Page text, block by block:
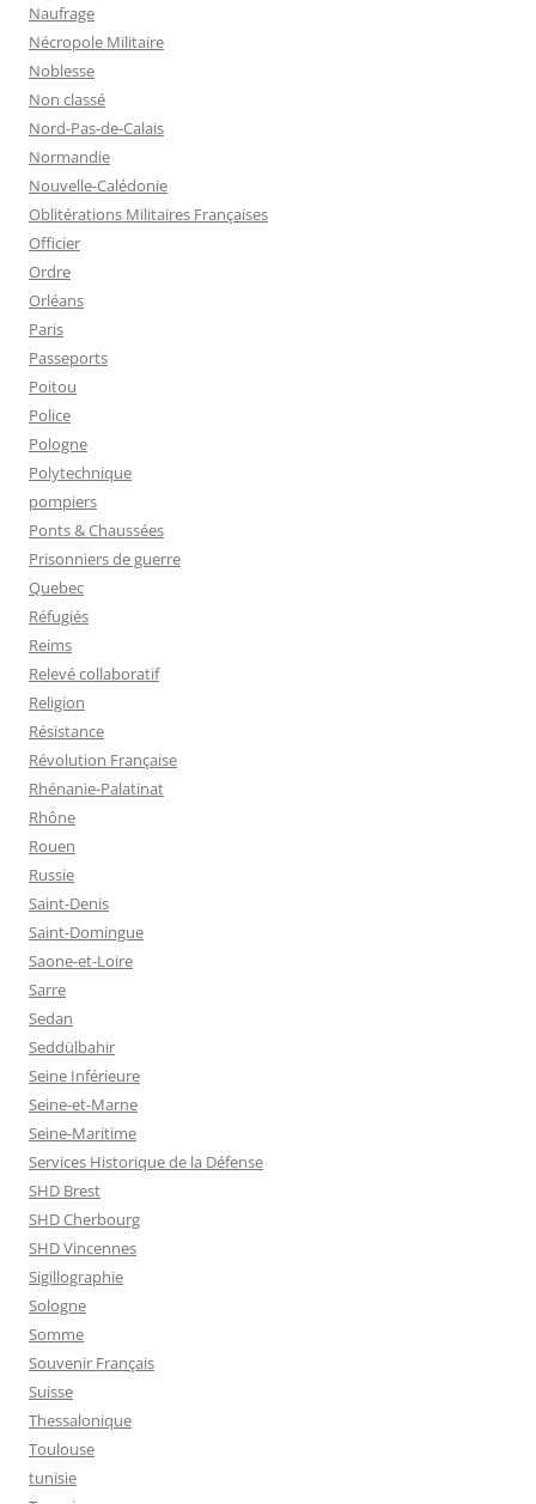
Naufrage
Nécropole Militaire
Noblesse
Non classé
Nord-Pas-de-Calais
Normandie
Nouvelle-Calédonie
Oblitérations Militaires Françaises
Officier
Ordre
Orléans
Paris
Passeports
Poitou
Police
Pologne
Polytechnique
pompiers
Ponts & Chaussées
Prisonniers de guerre
Quebec
Réfugiés
Reims
Relevé collaboratif
Religion
Résistance
Révolution Française
Rhénanie-Palatinat
Rhône
Rouen
Russie
Saint-Denis
Saint-Domingue
Saone-et-Loire
Sarre
Sedan
Seddülbahir
Seine Inférieure
Seine-et-Marne
Seine-Maritime
Services Historique de la Défense
SHD Brest
SHD Cherbourg
SHD Vincennes
Sigillographie
Sologne
Somme
Souvenir Français
Suisse
Thessalonique
Toulouse
tunisie